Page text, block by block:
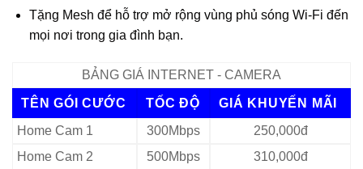
Tặng Mesh để hỗ trợ mở rộng vùng phủ sóng Wi‑Fi đến
mọi nơi trong gia đình bạn.
BẢNG GIÁ INTERNET - CAMERA
TÊN GÓI CƯỚC TỐC ĐỘ
GIÁ KHUYẾN MÃI
Home Cam 1
300Mbps
250,000đ
Home Cam 2
500Mbps
310,000đ